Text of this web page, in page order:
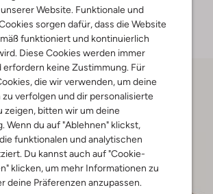
Website. Funktionale und
sorgen dafür, dass die Website
funktioniert und kontinuierlich
Diese Cookies werden immer
erfordern keine Zustimmung. Für
die wir verwenden, um deine
zu verfolgen und dir personalisierte
zeigen, bitten wir um deine
Wenn du auf "Ablehnen" klickst,
funktionalen und analytischen
Du kannst auch auf "Cookie-
klicken, um mehr Informationen zu
deine Präferenzen anzupassen.
+ mehr farben